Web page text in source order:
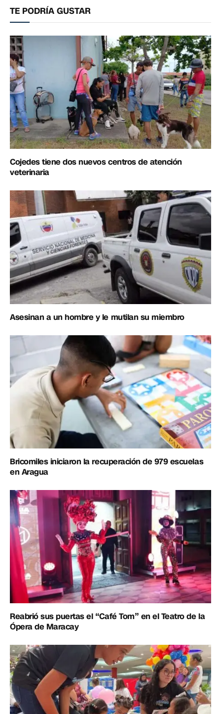
TE PODRÍA GUSTAR
Cojedes tiene dos nuevos centros de atención
veterinaria
Asesinan a un hombre y le mutilan su miembro
Bricomiles iniciaron la recuperación de 979 escuelas
en Aragua
Reabrió sus puertas el “Café Tom” en el Teatro de la
Ópera de Maracay